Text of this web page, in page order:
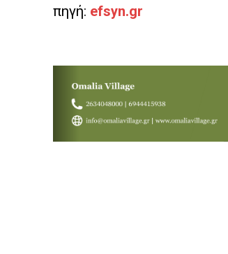
πηγή: efsyn.gr